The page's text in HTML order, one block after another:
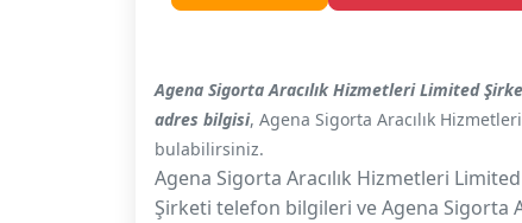
Agena Sigorta Aracılık Hizmetleri Limited
adres bilgisi, Agena Sigorta Aracılık
bulabilirsiniz.
Agena Sigorta Aracılık Hizmetleri
Şirketi telefon bilgileri ve Agena Sigorta